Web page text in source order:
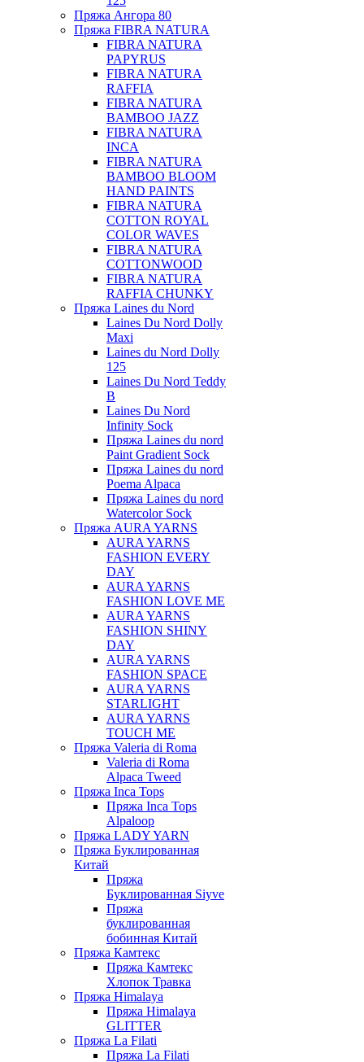
Пряжа Ангора 80
Пряжа FIBRA NATURA
FIBRA NATURA
PAPYRUS
FIBRA NATURA
RAFFIA
FIBRA NATURA
BAMBOO JAZZ
FIBRA NATURA
INCA
FIBRA NATURA
BAMBOO BLOOM
HAND PAINTS
FIBRA NATURA
COTTON ROYAL
COLOR WAVES
FIBRA NATURA
COTTONWOOD
FIBRA NATURA
RAFFIA CHUNKY
Пряжа Laines du Nord
Laines Du Nord Dolly
Maxi
Laines du Nord Dolly
125
Laines Du Nord Teddy
B
Laines Du Nord
Infinity Sock
Пряжа Laines du nord
Paint Gradient Sock
Пряжа Laines du nord
Poema Alpaca
Пряжа Laines du nord
Watercolor Sock
Пряжа AURA YARNS
AURA YARNS
FASHION EVERY
DAY
AURA YARNS
FASHION LOVE ME
AURA YARNS
FASHION SHINY
DAY
AURA YARNS
FASHION SPACE
AURA YARNS
STARLIGHT
AURA YARNS
TOUCH ME
Пряжа Valeria di Roma
Valeria di Roma
Alpaca Tweed
Пряжа Inca Tops
Пряжа Inca Tops
Alpaloop
Пряжа LADY YARN
Пряжа Буклированная
Китай
Пряжа
Буклированная Siyve
Пряжа
буклированная
бобинная Китай
Пряжа Камтекс
Пряжа Камтекс
Хлопок Травка
Пряжа Himalaya
Пряжа Himalaya
GLITTER
Пряжа La Filati
Пряжа La Filati